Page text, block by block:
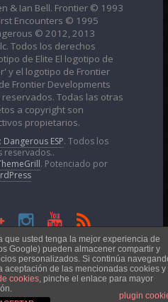
& Ian Bell. Frontier © 1993
Encounters © 1995
© 2012, 2013
Todos los derechos
de Elite El logotipo de
y el logotipo de Frontier
Frontier Developments
Todas las otras
a copyright son
propietarios.
Dangerous ESP. Todos los
reservados..
. Potenciado por
unaLicencia Creative Commons
que usted tenga la mejor experiencia de
Google) pueden almacener compartir y
personalizados. Si continúa
aceptación de las mencionadas cookies y
cookies, pinche el enlace para mayor
plugin